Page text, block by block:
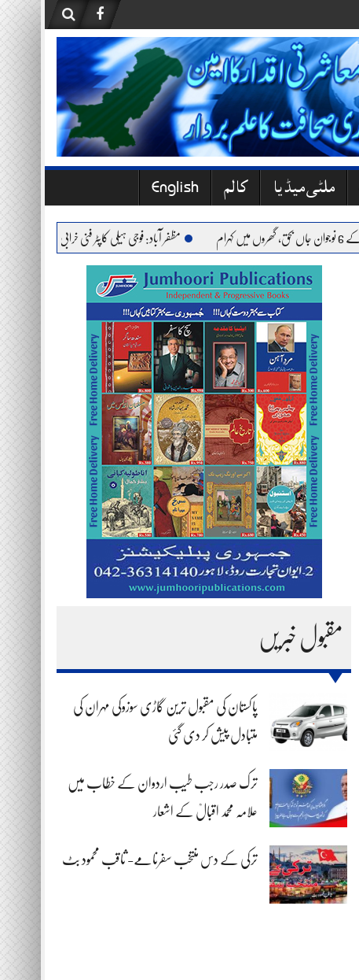
ملٹی میڈیا کالم English
مظفر آباد: فوجی ہیلی کاپٹر فنی خرابی کے باعث حادثے کا
مقبول خبریں
پاکستان کی مقبول ترین گاڑی سوزوکی مہران کی
متبادل پیش کر دی گئی
ترک صدر رجب طیب اردوان کے خطاب میں
علامہ محمد اقبالؒ کے اشعار
ترکی کے دس منتخب سفرنامے- ثاقب محمود بٹ